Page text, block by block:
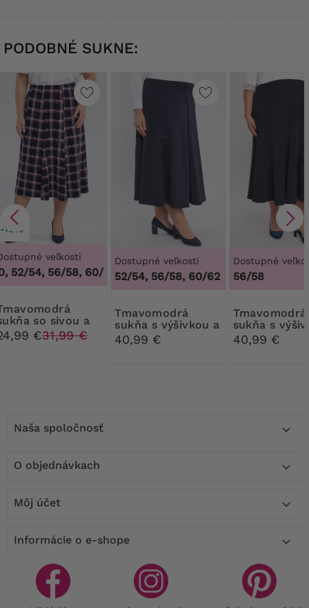
PODOBNÉ SUKNE:
-19%
veľkosti
54, 56/58, 60/62 ,48/50, 52/54, 56/58, 60/62
so sivou a
kockou
€31,99 €
Dostupné veľkosti
52/54, 56/58, 60/62
Tmavomodrá
sukňa s výšivkou a
kamienkami
40,99 €
Dostupné
56/58
Tmavomodrá
sukňa s
40,99 €
Naša spoločnosť 
O objednávkach 
Môj účet 
Informácie o e-shope 